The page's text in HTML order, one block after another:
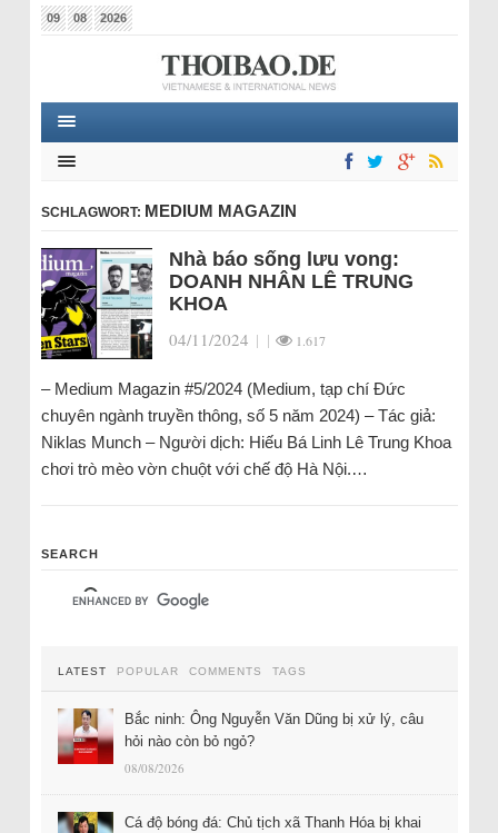
09 08 2026
SCHLAGWORT: MEDIUM MAGAZIN
Nhà báo sống lưu vong:
DOANH NHÂN LÊ TRUNG
KHOA
04/11/2024 | | 1.617
– Medium Magazin #5/2024 (Medium, tạp chí Đức
chuyên ngành truyền thông, số 5 năm 2024) – Tác giả:
Niklas Munch – Người dịch: Hiếu Bá Linh Lê Trung Khoa
chơi trò mèo vờn chuột với chế độ Hà Nội.…
SEARCH
LATEST POPULAR COMMENTS TAGS
Bắc ninh: Ông Nguyễn Văn Dũng bị xử lý, câu
hỏi nào còn bỏ ngỏ?
08/08/2026
Cá độ bóng đá: Chủ tịch xã Thanh Hóa bị khai